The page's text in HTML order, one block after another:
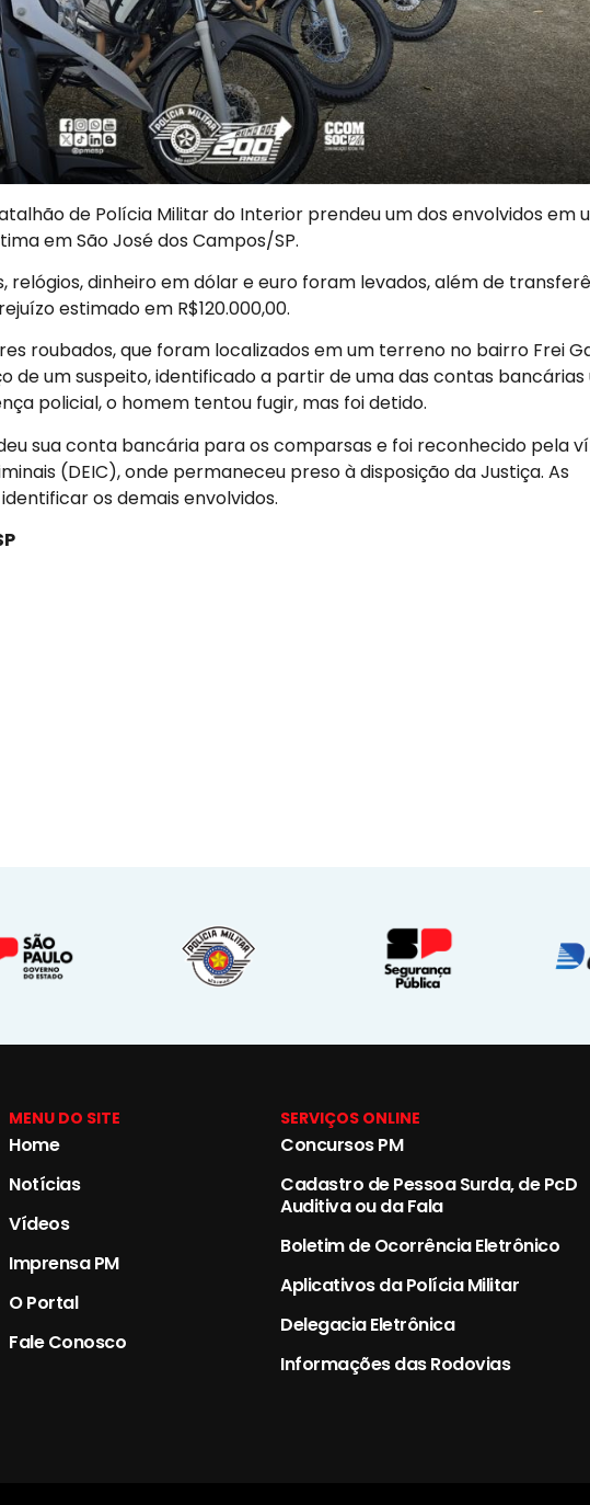
de Polícia Militar do Interior prendeu um dos envolvidos em
em São José dos Campos/SP.
relógios, dinheiro em dólar e euro foram levados, além de
estimado em R$120.000,00.
roubados, que foram localizados em um terreno no bairro Frei
de um suspeito, identificado a partir de uma das contas bancárias
policial, o homem tentou fugir, mas foi detido.
sua conta bancária para os comparsas e foi reconhecido pela
(DEIC), onde permaneceu preso à disposição da Justiça. As
os demais envolvidos.
MENU DO SITE
Home
Notícias
Vídeos
Imprensa PM
O Portal
Fale Conosco
SERVIÇOS ONLINE
Concursos PM
Cadastro de Pessoa Surda, de PcD
Auditiva ou da Fala
Boletim de Ocorrência Eletrônico
Aplicativos da Polícia Militar
Delegacia Eletrônica
Informações das Rodovias